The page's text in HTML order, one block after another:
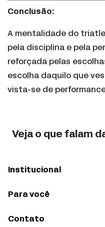
Conclusão:
A mentalidade do
pela disciplina e pela
reforçada pelas
escolha daquilo que
vista-se de
Veja o que falam
Institucional
Para você
Contato